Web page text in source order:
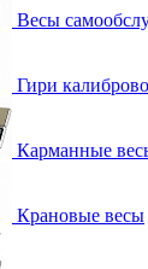
Весы
Гири
Карманные
Крановые весы